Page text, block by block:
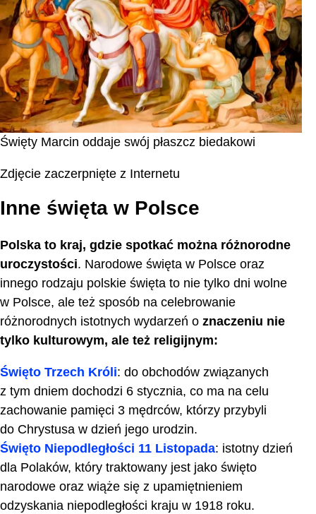
Święty Marcin oddaje swój płaszcz biedakowi
Zdjęcie zaczerpnięte z Internetu
Inne święta w Polsce
Polska to kraj, gdzie spotkać można różnorodne
uroczystości. Narodowe święta w Polsce oraz
innego rodzaju polskie święta to nie tylko dni wolne
w Polsce, ale też sposób na celebrowanie
różnorodnych istotnych wydarzeń o znaczeniu nie
tylko kulturowym, ale też religijnym:
Święto Trzech Króli: do obchodów związanych
z tym dniem dochodzi 6 stycznia, co ma na celu
zachowanie pamięci 3 mędrców, którzy przybyli
do Chrystusa w dzień jego urodzin.
Święto Niepodległości 11 Listopada: istotny dzień
dla Polaków, który traktowany jest jako święto
narodowe oraz wiąże się z upamiętnieniem
odzyskania niepodległości kraju w 1918 roku.